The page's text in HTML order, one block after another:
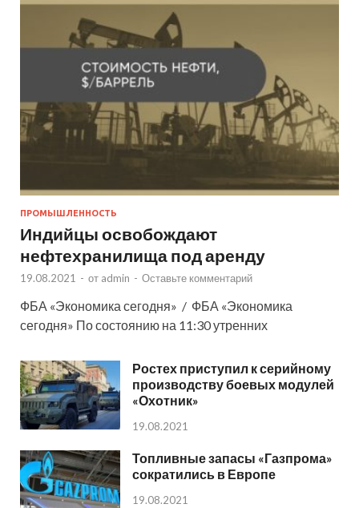
ПРОМЫШЛЕННОСТЬ
Индийцы освобождают
нефтехранилища под аренду
19.08.2021 - от admin - Оставьте комментарий
ФБА «Экономика сегодня» / ФБА «Экономика
сегодня» По состоянию на 11:30 утренних
Ростех приступил к серийному
производству боевых модулей
«Охотник»
19.08.2021
Топливные запасы «Газпрома»
сократились в Европе
19.08.2021